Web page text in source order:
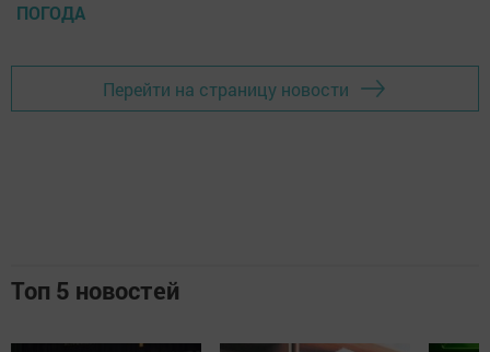
ПОГОДА
Перейти на страницу новости
Топ 5 новостей